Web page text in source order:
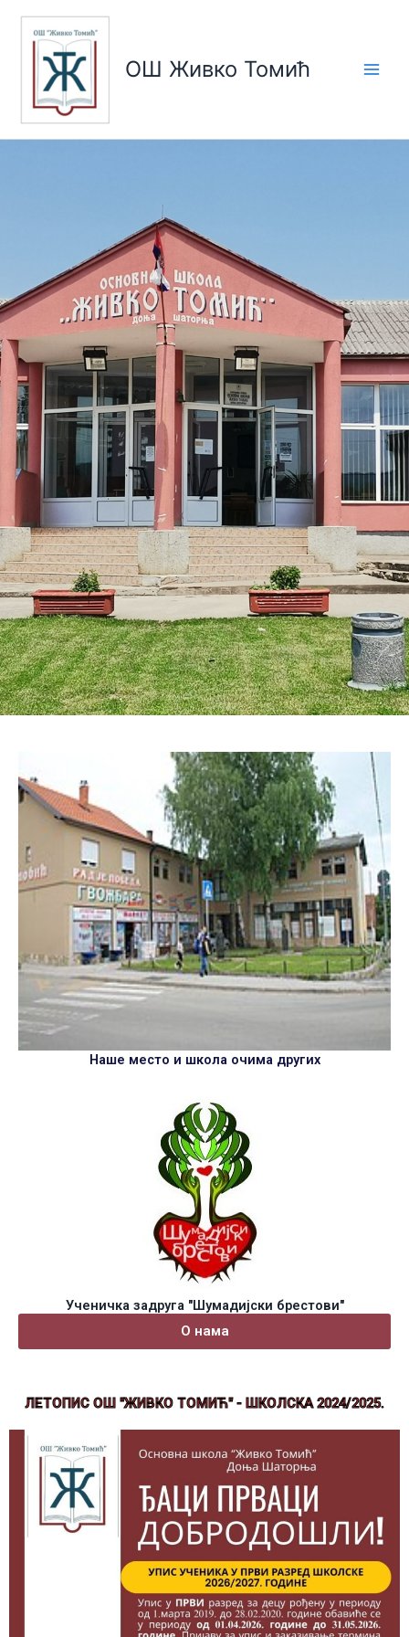
садржај
ОШ Живко Томић
Наше место и школа очима других
Ученичка задруга "Шумадијски брестови"
O нама
ЛЕТОПИС ОШ "ЖИВКО ТОМИЋ" - ШКОЛСКА 2024/2025.